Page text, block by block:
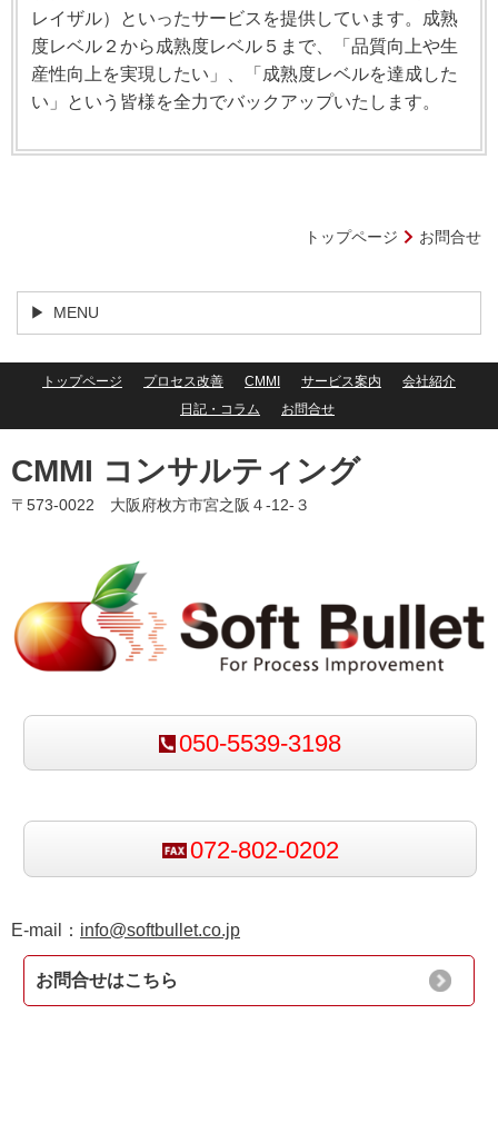
レイザル）といったサービスを提供しています。成熟
度レベル２から成熟度レベル５まで、「品質向上や生
産性向上を実現したい」、「成熟度レベルを達成した
い」という皆様を全力でバックアップいたします。
トップページ お問合せ
MENU
トップページ プロセス改善 CMMI サービス案内
会社紹介
日記・コラム
お問合せ
CMMI コンサルティング
〒573-0022 大阪府枚方市宮之阪４-12-３
050-5539-3198
072-802-0202
E-mail： info@softbullet.co.jp
お問合せはこちら